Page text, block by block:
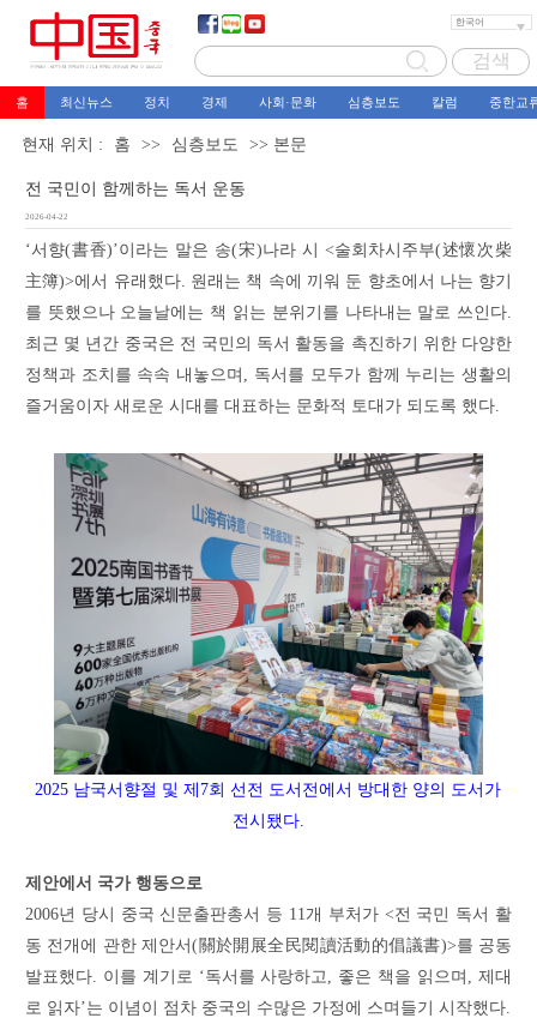
홈 최신뉴스 정치 경제 사회·문화 심층보도 칼럼 중한교
현재 위치 : 홈 >> 심층보도 >> 본문
전 국민이 함께하는 독서 운동
2026-04-22
‘서향(書香)’이라는 말은 송(宋)나라 시 <술회차시주부(述懷次柴
主簿)>에서 유래했다. 원래는 책 속에 끼워 둔 향초에서 나는 향기
를 뜻했으나 오늘날에는 책 읽는 분위기를 나타내는 말로 쓰인다.
최근 몇 년간 중국은 전 국민의 독서 활동을 촉진하기 위한 다양한
정책과 조치를 속속 내놓으며, 독서를 모두가 함께 누리는 생활의
즐거움이자 새로운 시대를 대표하는 문화적 토대가 되도록 했다.
2025 남국서향절 및 제7회 선전 도서전에서 방대한 양의 도서가
전시됐 다.
제안에서 국가 행동으로
2006년 당시 중국 신문출판총서 등 11개 부처가 <전 국민 독서 활
동 전개에 관한 제안서(關於開展全民閱讀活動的倡議書)>를 공동
발표했다. 이를 계기로 ‘독서를 사랑하고, 좋은 책을 읽으며, 제대
로 읽자’는 이념이 점차 중국의 수많은 가정에 스며들기 시작했다.